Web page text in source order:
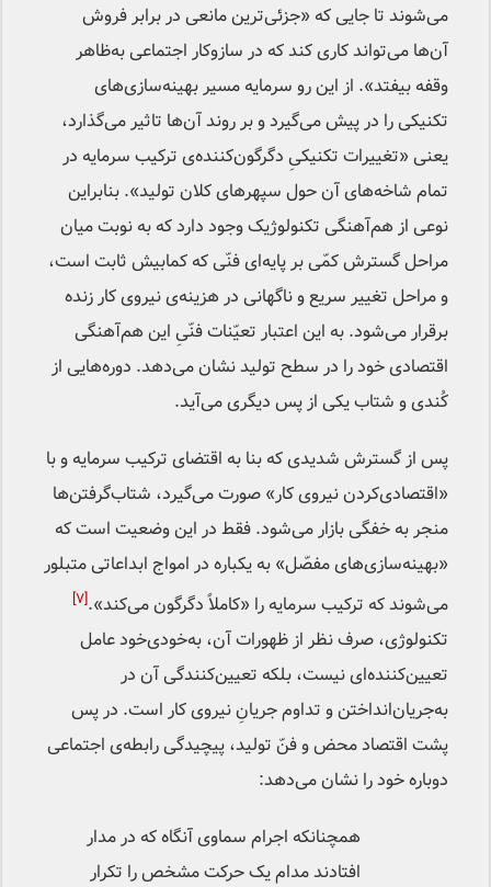
می‌شوند تا جایی که «جزئی‌ترین مانعی در برابر فروش
آن‌ها می‌تواند کاری کند که در سازوکار اجتماعی به‌ظاهر
وقفه بیفتد». از این رو سرمایه مسیر بهینه‌سازی‌های
تکنیکی را در پیش می‌گیرد و بر روند آن‌ها تاثیر می‌گذارد،
یعنی «تغییرات تکنیکی‌ِ دگرگون‌کننده‌ی ترکیب سرمایه در
تمام شاخه‌های آن حول سپهرهای کلان تولید». بنابراین
نوعی از هم‌آهنگی تکنولوژیک وجود دارد که به نوبت میان
مراحل گسترش کمّی بر پایه‌ای فنّی که کمابیش ثابت است،
و مراحل تغییر سریع و ناگهانی در هزینه‌ی نیروی کار زنده
برقرار می‌شود. به این اعتبار تعیّنات فنّیِ این هم‌آهنگی
اقتصادی خود را در سطح تولید نشان می‌دهد. دوره‌هایی از
کُندی و شتاب یکی از پس دیگری می‌آید.
پس از گسترش شدیدی که بنا به اقتضای ترکیب سرمایه و با
«اقتصادی‌کردن نیروی کار» صورت می‌گیرد، شتاب‌‌گرفتن‌ها
منجر به خفگی بازار می‌شود. فقط در این وضعیت است که
«بهینه‌سازی‌های مفصّل» به یکباره در امواج ابداعاتی متبلور
می‌شوند که ترکیب سرمایه را «کاملاً دگرگون می‌کند».[۷]
تکنولوژی، صرف نظر از ظهورات آن، به‌خودی‌خود عامل
تعیین‌کننده‌ای نیست، بلکه تعیین‌کنندگی آن در
به‌جریان‌انداختن و تداوم جریانِ نیروی کار است. در پس
پشت اقتصاد محض و فنّ تولید، پیچیدگی رابطه‌ی اجتماعی
دوباره خود را نشان می‌دهد:
همچنانکه اجرام سماوی آنگاه که در مدار
افتادند مدام یک حرکت مشخص را تکرار